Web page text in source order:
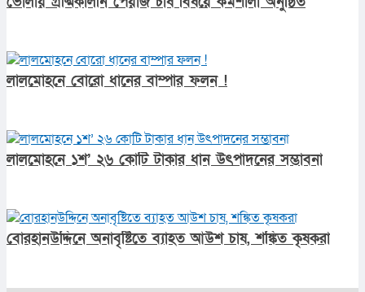
লালমোহনে বোরো ধানের বাম্পার ফলন !
লালমোহনে ১শ’ ২৬ কোটি টাকার ধান উৎপাদনের সম্ভাবনা
বোরহানউদ্দিনে অনাবৃষ্টিতে ব্যাহত আউশ চাষ, শঙ্কিত কৃষকরা